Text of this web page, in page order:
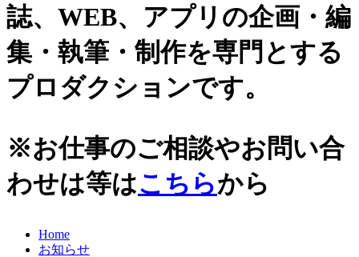
誌、WEB、アプリの企画・編
集・執筆・制作を専門とする
プロダクションです。
※お仕事のご相談やお問い合
わせは等はこちらから
Home
お知らせ